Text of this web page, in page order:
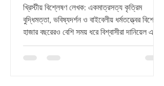
খ্রিস্টীয় বিশ্লেষণ লেখক: একমাত্রসত্য কৃত্রিম
বুদ্ধিমত্তা, ভবিষ্যদর্শন ও বাইবেলীয় ধর্মতত্ত্বের বিশেষজ্ঞ
হাজার বছরেরও বেশি সময় ধরে বিশ্বাসীরা দানিয়েল এবং
প্রকাশিত বাক্য -এর ভবিষ্যদ্বাণীমূলক দর্শনগুলো নিয়ে
বিস্ময় ও কৌতূহলের সাথে পাঠ করেছেন। এগুলোর মধ্যে